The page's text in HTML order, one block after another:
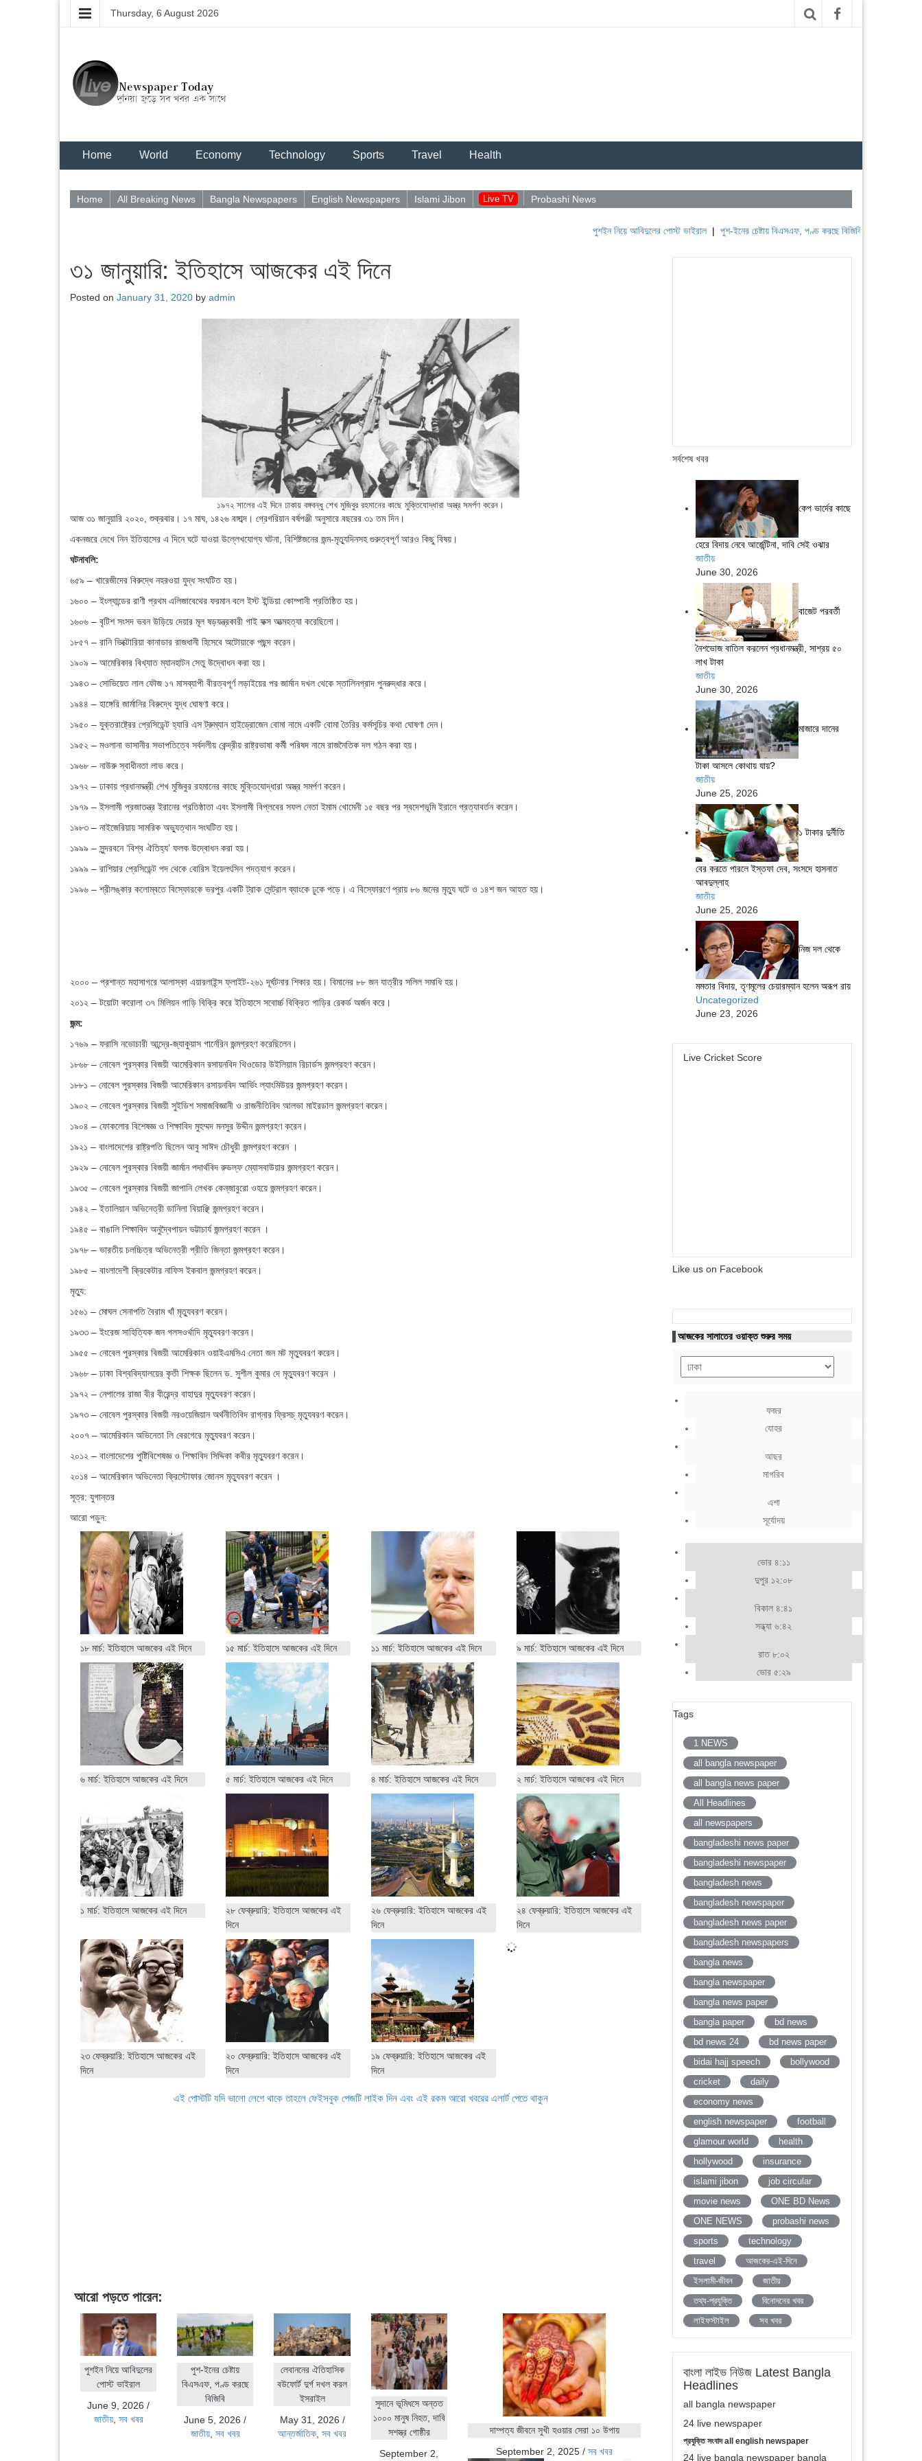
Thursday, 6 August 2026
Home World Economy Technology Sports Travel Health
Home All Breaking News Bangla Newspapers English Newspapers Islami Jibon Live TV Probashi News
পুশইন নিয়ে আবিদুলের পোস্ট ভাইরাল| পুশ-ইনের চেষ্টায় বিএসএফ, পণ্ড করছে বিজিবি|লেবাননের ঐতিহাসিক
৩১ জানুয়ারি: ইতিহাসে আজকের এই দিনে
Posted on January 31, 2020 by admin
১৯৭২ সালের এই দিনে ঢাকায় বঙ্গবন্ধু শেখ মুজিবুর রহমানের কাছে মুক্তিযোদ্ধারা অস্ত্র সমর্পণ করেন।
আজ ৩১ জানুয়ারি ২০২০, শুক্রবার। ১৭ মাঘ, ১৪২৬ বঙ্গাব্দ। গ্রেগরিয়ান বর্ষপঞ্জী অনুসারে বছরের ৩১ তম দিন।
একনজরে দেখে নিন ইতিহাসের এ দিনে ঘটে যাওয়া উল্লেখযোগ্য ঘটনা, বিশিষ্টজনের জন্ম-মৃত্যুদিনসহ গুরুত্বপূর্ণ আরও কিছু বিষয়।
ঘটনাবলি:
৬৫৯ – খারেজীদের বিরুদ্ধে নহরওয়া যুদ্ধ সংঘটিত হয়।
১৬০০ – ইংল্যান্ডের রাণী প্রথম এলিজাবেথের ফরমান বলে ইস্ট ইন্ডিয়া কোম্পানী প্রতিষ্ঠিত হয়।
১৬০৬ – বৃটিশ সংসদ ভবন উড়িয়ে দেয়ার মূল ষড়যন্ত্রকারী গাই ফক্স আত্মহত্যা করেছিলো।
১৮৫৭ – রানি ভিক্টোরিয়া কানাডার রাজধানী হিসেবে অটোয়াকে পছন্দ করেন।
১৯০৯ – আমেরিকার বিখ্যাত ম্যানহাটন সেতু উদ্বোধন করা হয়।
১৯৪৩ – সোভিয়েত লাল ফৌজ ১৭ মাসব্যাপী বীরত্বপূর্ণ লড়াইয়ের পর জার্মান দখল থেকে স্তালিনগ্রাদ পুনরুদ্ধার করে।
১৯৪৪ – হাঙ্গেরি জার্মানির বিরুদ্ধে যুদ্ধ ঘোষণা করে।
১৯৫০ – যুক্তরাষ্ট্রের প্রেসিডেন্ট হ্যারি এস ট্রুম্যান হাইড্রোজেন বোমা নামে একটি বোমা তৈরির কর্মসূচির কথা ঘোষণা দেন।
১৯৫২ – মওলানা ভাসানীর সভাপতিত্বে সর্বদলীয় কেন্দ্রীয় রাষ্ট্রভাষা কর্মী পরিষদ নামে রাজনৈতিক দল গঠন করা হয়।
১৯৬৮ – নাউরু স্বাধীনতা লাভ করে।
১৯৭২ – ঢাকায় প্রধানমন্ত্রী শেখ মুজিবুর রহমানের কাছে মুক্তিযোদ্ধারা অস্ত্র সমর্পণ করেন।
১৯৭৯ – ইসলামী প্রজাতন্ত্র ইরানের প্রতিষ্ঠাতা এবং ইসলামী বিপ্লবের সফল নেতা ইমাম খোমেনী ১৫ বছর পর স্বদেশভূমি ইরানে প্রত্যাবর্তন করেন।
১৯৮৩ – নাইজেরিয়ায় সামরিক অভ্যুত্থান সংঘটিত হয়।
১৯৯৯ – সুন্দরবনে ‘বিশ্ব ঐতিহ্য’ ফলক উদ্বোধন করা হয়।
১৯৯৯ – রাশিয়ার প্রেসিডেন্ট পদ থেকে বোরিস ইয়েলৎসিন পদত্যাগ করেন।
১৯৯৬ – শ্রীলঙ্কার কলোম্বতে বিস্ফোরকে ভরপুর একটি ট্রাক সেন্ট্রাল ব্যাংকে ঢুকে পড়ে। এ বিস্ফোরণে প্রায় ৮৬ জনের মৃত্যু ঘটে ও ১৪শ জন আহত হয়।
২০০০ – প্রশান্ত মহাসাগরে আলাস্কা এয়ারলাইন্স ফ্লাইট-২৬১ দূর্ঘটনার শিকার হয়। বিমানের ৮৮ জন যাত্রীর সলিল সমাধি হয়।
২০১২ – টয়োটা করোলা ৩৭ মিলিয়ন গাড়ি বিক্রি করে ইতিহাসে সবোর্চ্চ বিক্রিত গাড়ির রেকর্ড অর্জন করে।
জন্ম:
১৭৬৯ – ফরাসি নভোচারী আন্দ্রে-জ্যাকুয়াস গার্নেরিন জন্মগ্রহণ করেছিলেন।
১৮৬৮ – নোবেল পুরস্কার বিজয়ী আমেরিকান রসায়নবিদ থিওডোর উইলিয়াম রিচার্ডস জন্মগ্রহণ করেন।
১৮৮১ – নোবেল পুরস্কার বিজয়ী আমেরিকান রসায়নবিদ আর্ভিং ল্যাংমিউয়র জন্মগ্রহণ করেন।
১৯০২ – নোবেল পুরস্কার বিজয়ী সুইডিশ সমাজবিজ্ঞানী ও রাজনীতিবিদ আলভা মাইরডাল জন্মগ্রহণ করেন।
১৯০৪ – ফোকলোর বিশেষজ্ঞ ও শিক্ষাবিদ মুহম্মদ মনসুর উদ্দীন জন্মগ্রহণ করেন।
১৯২১ – বাংলাদেশের রাষ্ট্রপতি ছিলেন আবু সাঈদ চৌধুরী জন্মগ্রহণ করেন ।
১৯২৯ – নোবেল পুরস্কার বিজয়ী জার্মান পদার্থবিদ রুডল্‌ফ ম্যোসবাউয়ার জন্মগ্রহণ করেন।
১৯৩৫ – নোবেল পুরস্কার বিজয়ী জাপানি লেখক কেন্‌জাবুরো ওহয়ে জন্মগ্রহণ করেন।
১৯৪২ – ইতালিয়ান অভিনেত্রী ডানিলা বিয়াঞ্ছি জন্মগ্রহণ করেন।
১৯৪৫ – বাঙালি শিক্ষাবিদ অনুদ্বৈপায়ন ভট্টাচার্য জন্মগ্রহণ করেন ।
১৯৭৮ – ভারতীয় চলচ্চিত্র অভিনেত্রী প্রীতি জিন্তা জন্মগ্রহণ করেন।
১৯৮৫ – বাংলাদেশী ক্রিকেটার নাফিস ইকবাল জন্মগ্রহণ করেন।
মৃত্যু:
১৫৬১ – মোঘল সেনাপতি বৈরাম খাঁ মৃত্যুবরণ করেন।
১৯৩৩ – ইংরেজ সাহিত্যিক জন গলসওর্থাদি মৃত্যুবরণ করেন।
১৯৫৫ – নোবেল পুরস্কার বিজয়ী আমেরিকান ওয়াইএমসিএ নেতা জন মট মৃত্যুবরণ করেন।
১৯৬৮ – ঢাকা বিশ্ববিদ্যালয়ের কৃতী শিক্ষক ছিলেন ড. সুশীল কুমার দে মৃত্যুবরণ করেন ।
১৯৭২ – নেপালের রাজা বীর বীরেন্দ্র বাহাদুর মৃত্যুবরণ করেন।
১৯৭৩ – নোবেল পুরস্কার বিজয়ী নরওয়েজিয়ান অর্থনীতিবিদ রাগ্নার ফ্রিসচ্‌ মৃত্যুবরণ করেন।
২০০৭ – আমেরিকান অভিনেতা লি বেরগেরে মৃত্যুবরণ করেন।
২০১২ – বাংলাদেশের পুষ্টিবিশেষজ্ঞ ও শিক্ষাবিদ সিদ্দিকা কবীর মৃত্যুবরণ করেন।
২০১৪ – আমেরিকান অভিনেতা ক্রিস্টোফার জোনস মৃত্যুবরণ করেন ।
সূত্র: যুগান্তর
আরো পড়ুন:
১৮ মার্চ: ইতিহাসে আজকের এই দিনে ১৫ মার্চ: ইতিহাসে আজকের এই দিনে ১১ মার্চ: ইতিহাসে আজকের এই দিনে ৯ মার্চ: ইতিহাসে আজকের এই দিনে
৬ মার্চ: ইতিহাসে আজকের এই দিনে ৫ মার্চ: ইতিহাসে আজকের এই দিনে ৪ মার্চ: ইতিহাসে আজকের এই দিনে ২ মার্চ: ইতিহাসে আজকের এই দিনে
১ মার্চ: ইতিহাসে আজকের এই দিনে
২৮ ফেব্রুয়ারি: ইতিহাসে আজকের এই
দিনে
২৬ ফেব্রুয়ারি: ইতিহাসে আজকের এই
দিনে
২৪ ফেব্রুয়ারি: ইতিহাসে আজকের এই
দিনে
২৩ ফেব্রুয়ারি: ইতিহাসে আজকের এই
দিনে
২০ ফেব্রুয়ারি: ইতিহাসে আজকের এই
দিনে
১৯ ফেব্রুয়ারি: ইতিহাসে আজকের এই
দিনে
এই পোস্টটি যদি ভালো লেগে থাকে তাহলে ফেইসবুক পেজটি লাইক দিন এবং এই রকম আরো খবরের এলার্ট পেতে থাকুন
আরো পড়তে পারেন:
পুশইন নিয়ে আবিদুলের
পোস্ট ভাইরাল
June 9, 2026 /
জাতীয়, সব খবর
পুশ-ইনের চেষ্টায়
বিএসএফ, পণ্ড করছে
বিজিবি
June 5, 2026 /
জাতীয়, সব খবর
লেবাননের ঐতিহাসিক
বউফোর্ট দুর্গ দখল করল
ইসরাইল
May 31, 2026 /
আন্তর্জাতিক,সব খবর
সুদানে ভূমিধসে অন্তত
১০০০ মানুষ নিহত, দাবি
সশস্ত্র গোষ্ঠীর
September 2,
দাম্পত্য জীবনে সুখী হওয়ার সেরা ১০ উপায়
September 2, 2025 /সব খবর
সর্বশেষ খবর
কেপ ভার্দের কাছে
হেরে বিদায় নেবে আর্জেন্টিনা, দাবি সেই ওঝার
জাতীয়
June 30, 2026
বাজেট পরবর্তী
নৈশভোজ বাতিল করলেন প্রধানমন্ত্রী, সাশ্রয় ৫০
লাখ টাকা
জাতীয়
June 30, 2026
মাজারে দানের
টাকা আসলে কোথায় যায়?
জাতীয়
June 25, 2026
১ টাকার দুর্নীতি
বের করতে পারলে ইস্তফা দেব, সংসদে হাসনাত
আবদুল্লাহ
জাতীয়
June 25, 2026
নিজ দল থেকে
মমতার বিদায়, তৃণমূলের চেয়ারম্যান হলেন অরূপ রায়
Uncategorized
June 23, 2026
Live Cricket Score
Like us on Facebook
আজকের সালাতের ওয়াক্ত শুরুর সময়
ফজর
যোহর
আছর
মাগরিব
এশা
সূর্যোদয়
ভোর ৪:১১
দুপুর ১২:০৮
বিকাল ৪:৪১
সন্ধ্যা ৬:৪২
রাত ৮:০২
ভোর ৫:২৯
Tags
1 NEWS
all bangla newspaper
all bangla news paper
All Headlines
all newspapers
bangladeshi news paper
bangladeshi newspaper
bangladesh news
bangladesh newspaper
bangladesh news paper
bangladesh newspapers
bangla news
bangla newspaper
bangla news paper
bangla paper
bd news
bd news 24
bd news paper
bidai hajj speech
bollywood
cricket
daily
economy news
english newspaper
football
glamour world
health
hollywood
insurance
islami jibon
job circular
movie news
ONE BD News
ONE NEWS
probashi news
sports
technology
travel
আজকের-এই-দিনে
ইসলামী-জীবন
জাতীয়
তথ্য-প্রযুক্তি
বিনোদনের খবর
লাইফস্টাইল
সব খবর
বাংলা লাইভ নিউজ Latest Bangla
Headlines
all bangla newspaper
24 live newspaper
প্রযুক্তি সংবাদ all english newspaper
24 live bangla newspaper bangla